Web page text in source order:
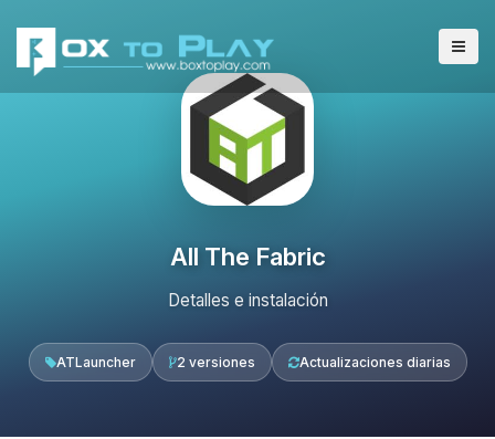
All The Fabric
Detalles e instalación
ATLauncher 2 versiones Actualizaciones diarias